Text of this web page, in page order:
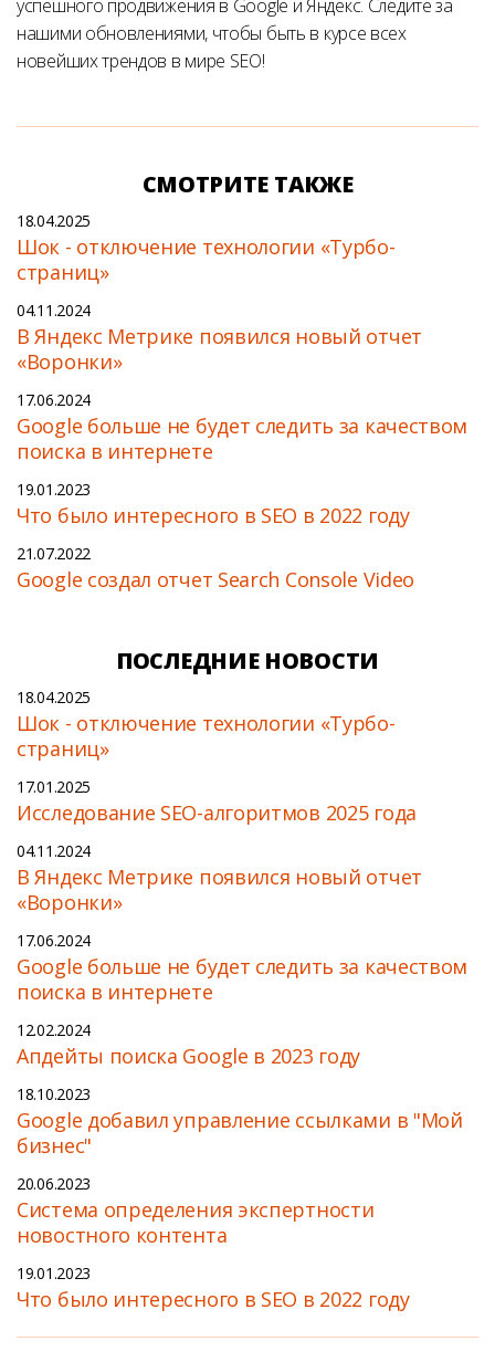
успешного продвижения в Google и Яндекс. Следите за
нашими обновлениями, чтобы быть в курсе всех
новейших трендов в мире SEO!
СМОТРИТЕ ТАКЖЕ
18.04.2025
Шок - отключение технологии «Турбо-
страниц»
04.11.2024
В Яндекс Метрике появился новый отчет
«Воронки»
17.06.2024
Google больше не будет следить за качеством
поиска в интернете
19.01.2023
Что было интересного в SEO в 2022 году
21.07.2022
Google создал отчет Search Console Video
ПОСЛЕДНИЕ НОВОСТИ
18.04.2025
Шок - отключение технологии «Турбо-
страниц»
17.01.2025
Исследование SEO-алгоритмов 2025 года
04.11.2024
В Яндекс Метрике появился новый отчет
«Воронки»
17.06.2024
Google больше не будет следить за качеством
поиска в интернете
12.02.2024
Апдейты поиска Google в 2023 году
18.10.2023
Google добавил управление ссылками в "Мой
бизнес"
20.06.2023
Cистема определения экспертности
новостного контента
19.01.2023
Что было интересного в SEO в 2022 году